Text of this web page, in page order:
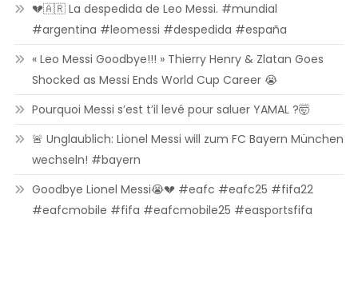
💔🇦🇷 La despedida de Leo Messi. #mundial
#argentina #leomessi #despedida #españa
« Leo Messi Goodbye!!! » Thierry Henry & Zlatan Goes
Shocked as Messi Ends World Cup Career 😭
Pourquoi Messi s’est t’il levé pour saluer YAMAL ?🤯
🚨 Unglaublich: Lionel Messi will zum FC Bayern München
wechseln! #bayern
Goodbye Lionel Messi😭💔 #eafc #eafc25 #fifa22
#eafcmobile #fifa #eafcmobile25 #easportsfifa